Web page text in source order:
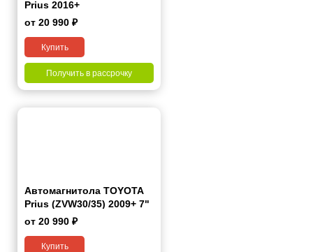
Prius 2016+
от 20 990 ₽
Купить
Получить в рассрочку
Автомагнитола TOYOTA
Prius (ZVW30/35) 2009+ 7"
от 20 990 ₽
Купить